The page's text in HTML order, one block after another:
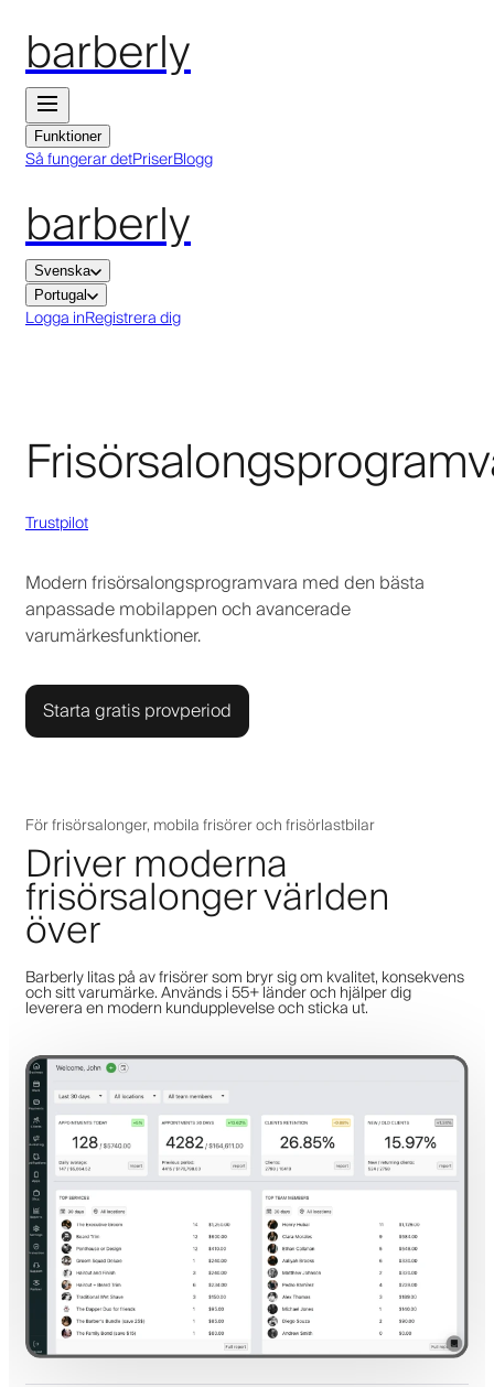
barberly
Funktioner
Så fungerar detPriserBlogg
barberly
Svenska
Portugal
Logga inRegistrera dig
Trustpilot
Modern frisörsalongsprogramvara med den bästa
anpassade mobilappen och avancerade
varumärkesfunktioner.
Starta gratis provperiod
För frisörsalonger, mobila frisörer och frisörlastbilar
Driver moderna
frisörsalonger världen
över
Barberly litas på av frisörer som bryr sig om kvalitet, konsekvens
och sitt varumärke. Används i 55+ länder och hjälper dig
leverera en modern kundupplevelse och sticka ut.